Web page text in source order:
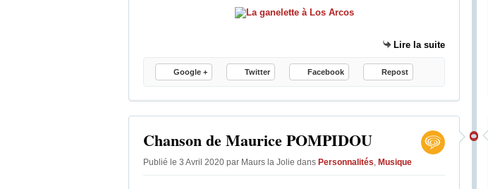
Lire la suite
Google + Twitter Facebook Repost
Chanson de Maurice POMPIDOU
Publié le 3 Avril 2020 par Maurs la Jolie dans Personnalités, Musique